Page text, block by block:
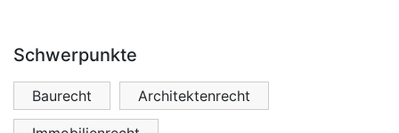
Schwerpunkte
Baurecht Architektenrecht